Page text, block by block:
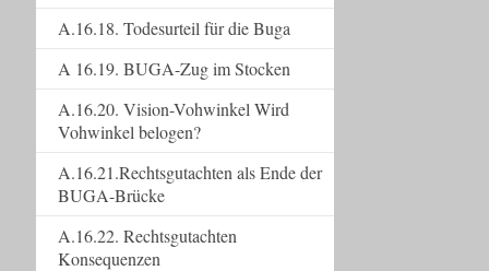
A.16.18. Todesurteil für die Buga
A 16.19. BUGA-Zug im Stocken
A.16.20. Vision-Vohwinkel Wird
Vohwinkel belogen?
A.16.21.Rechtsgutachten als Ende der
BUGA-Brücke
A.16.22. Rechtsgutachten
Konsequenzen